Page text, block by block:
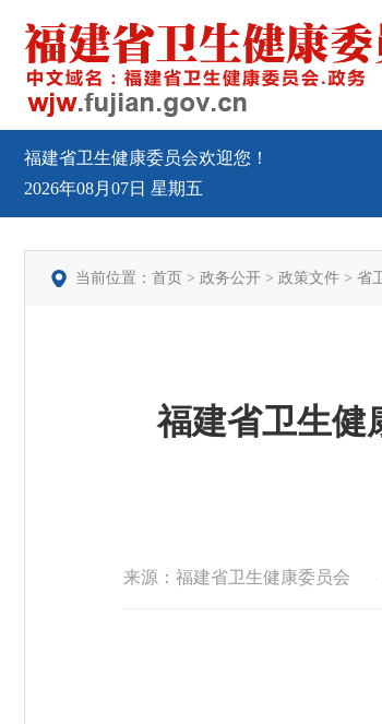
福建省卫生健康委员会欢迎您！
2026年08月07日 星期五
当前位置： 首页 > 政务公开 > 政策文件 > 省
福建省卫生健
来源：福建省卫生健康委员会